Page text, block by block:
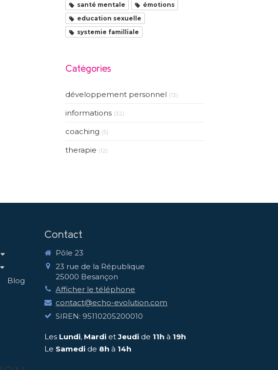
santé mentale
émotions
education sexuelle
systemie familliale
Catégories
développement personnel (13)
informations (32)
coaching (5)
therapie (12)
Blog
Contact
Pôle 23
23 rue de la République
25000 Besançon
Afficher le téléphone
contact@echo-evolution.com
SIREN: 95110205200010
Les Lundi, Mardi etJeudi de 11h à 19h
Le Samedi de 8h à 14h